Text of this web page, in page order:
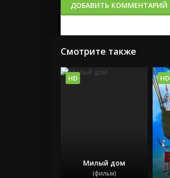
ДОБАВИТЬ КОММЕНТАРИЙ
Смотрите также
Милый дом
(фильм)
HD HD